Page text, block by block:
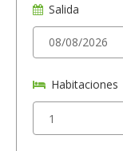
Salida
Habitaciones